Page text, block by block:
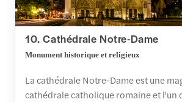
10. Cathédrale Notre-Dame
Monument historique et religieux
La cathédrale Notre-Dame est une
cathédrale catholique romaine et l'un